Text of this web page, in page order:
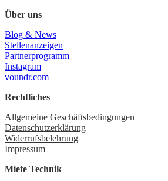
Über uns
Blog & News
Stellenanzeigen
Partnerprogramm
Instagram
voundr.com
Rechtliches
Allgemeine Geschäftsbedingungen
Datenschutzerklärung
Widerrufsbelehrung
Impressum
Miete Technik